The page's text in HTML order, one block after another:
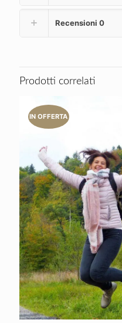
Recensioni 0
Prodotti correlati
IN OFFERTA